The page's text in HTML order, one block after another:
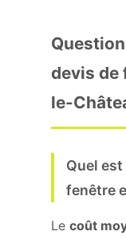
devis de
le-
Quel
fenêtre
Le coût